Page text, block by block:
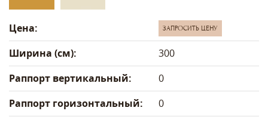
Цена: ЗАПРОСИТЬ ЦЕНУ
Ширина (см):
300
Раппорт вертикальный:
0
Раппорт горизонтальный:
0